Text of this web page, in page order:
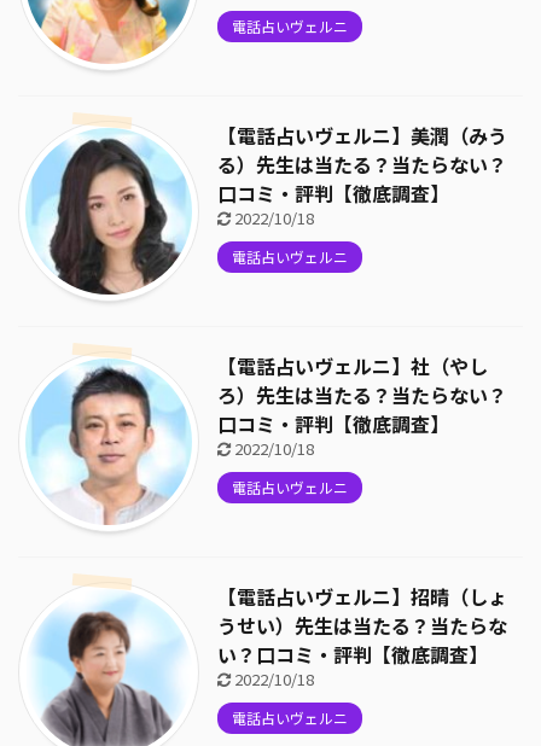
電話占いヴェルニ
【電話占いヴェルニ】美潤（みう
る）先生は当たる？当たらない？
口コミ・評判【徹底調査】
2022/10/18
電話占いヴェルニ
【電話占いヴェルニ】社（やし
ろ）先生は当たる？当たらない？
口コミ・評判【徹底調査】
2022/10/18
電話占いヴェルニ
【電話占いヴェルニ】招晴（しょ
うせい）先生は当たる？当たらな
い？口コミ・評判【徹底調査】
2022/10/18
電話占いヴェルニ